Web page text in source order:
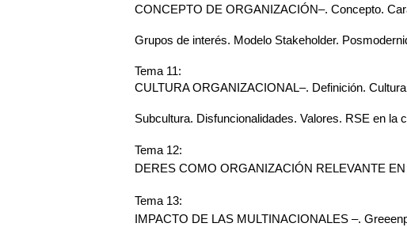
CONCEPTO DE ORGANIZACIÓN–. Concepto.
Grupos de interés. Modelo Stakeholder.
Tema 11:
CULTURA ORGANIZACIONAL–. Definición.
Subcultura. Disfuncionalidades. Valores. RSE en la
Tema 12:
DERES COMO ORGANIZACIÓN RELEVANTE
Tema 13:
IMPACTO DE LAS MULTINACIONALES –.